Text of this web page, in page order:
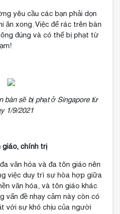
yêu cầu các bạn phải dọn
ăn xong. Việc để rác trên bàn
đúng và có thể bị phạt từ
bàn sẽ bị phạt ở Singapore từ
1/9/2021
giáo, chính trị
văn hóa và đa tôn giáo nên
việc duy trì sự hòa hợp giữa
văn hóa, và tôn giáo khác
vấn đề nhạy cảm này còn có
với sự khó chịu của người